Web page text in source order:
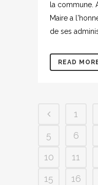
la commune.
Maire a
de ses
READ
1
5
6
10
11
15
16